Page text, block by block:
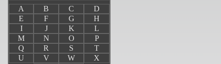
A
B C
D
E
F G
H
I
J K
L
M
N O
P
Q
R S
T
U
V W
X